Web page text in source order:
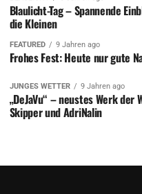
Blaulicht-Tag – Spannende
die Kleinen
FEATURED 9 Jahren ago
Frohes Fest: Heute nur gute
JUNGES WETTER 9 Jahren ago
„DeJaVu“ – neustes Werk der
Skipper und AdriNalin